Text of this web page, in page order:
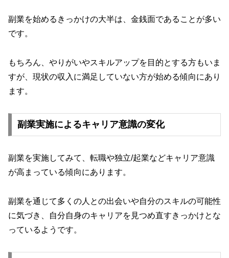
副業を始めるきっかけの大半は、金銭面であることが多い
です。
もちろん、やりがいやスキルアップを目的とする方もいま
すが、現状の収入に満足していない方が始める傾向にあり
ます。
副業実施によるキャリア意識の変化
副業を実施してみて、転職や独立/起業などキャリア意識
が高まっている傾向にあります。
副業を通じて多くの人との出会いや自分のスキルの可能性
に気づき、自分自身のキャリアを見つめ直すきっかけとな
っているようです。